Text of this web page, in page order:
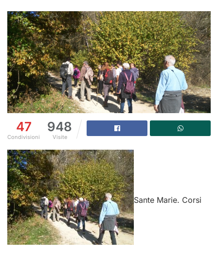
47
Condivisioni
948
Visite
Sante Marie. Corsi